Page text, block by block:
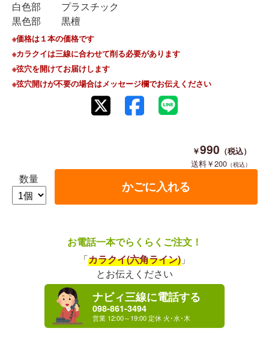
白色部
プラスチック
黒色部
黒檀
※価格は１本の価格です
※カラクイは三線に合わせて削る必要があります
※弦穴を開けてお届けします
※弦穴開けが不要の場合はメッセージ欄でお伝えください
990
200
数量
お電話一本でらくらくご注文！
「カラクイ(六角ライン) 」
とお伝えください
ナビィ三線に電話する
098-861-3494